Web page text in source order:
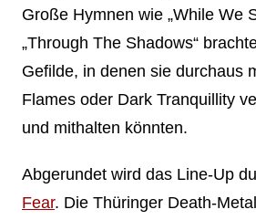
Große Hymnen wie „While We
„Through The Shadows“
Gefilde, in denen sie durchaus
Flames oder Dark Tranquillity
und mithalten könnten.
Abgerundet wird das Line-Up
Fear. Die Thüringer Death-